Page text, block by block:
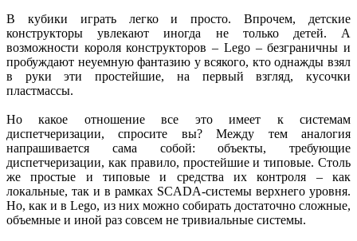
В кубики играть легко и просто. Впрочем, детские
конструкторы увлекают иногда не только детей. А
возможности короля конструкторов – Lego – безграничны и
пробуждают неуемную фантазию у всякого, кто однажды взял
в руки эти простейшие, на первый взгляд, кусочки
пластмассы.
Но какое отношение все это имеет к системам
диспетчеризации, спросите вы? Между тем аналогия
напрашивается сама собой: объекты, требующие
диспетчеризации, как правило, простейшие и типовые. Столь
же простые и типовые и средства их контроля – как
локальные, так и в рамках SCADA-системы верхнего уровня.
Но, как и в Lego, из них можно собирать достаточно сложные,
объемные и иной раз совсем не тривиальные системы.